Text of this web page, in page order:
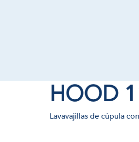
HOOD
Lavavajillas de cúpula